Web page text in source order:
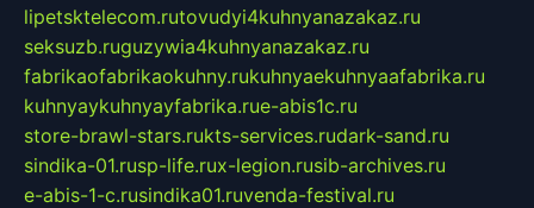
lipetsktelecom.rutovudyi4kuhnyanazakaz.ru
seksuzb.ruguzywia4kuhnyanazakaz.ru
fabrikaofabrikaokuhny.rukuhnyaekuhnyaafabrika.ru
kuhnyaykuhnyayfabrika.rue-abis1c.ru
store-brawl-stars.rukts-services.rudark-sand.ru
sindika-01.rusp-life.rux-legion.rusib-archives.ru
e-abis-1-c.rusindika01.ruvenda-festival.ru